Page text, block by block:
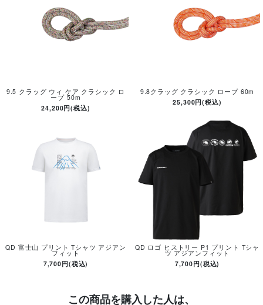
9.5 クラッグ ウィ ケア クラシック ロ
ープ 50m
24,200円(税込)
9.8クラッグ クラシック ロープ 60m
25,300円(税込)
QD 富士山 プリント Tシャツ アジアン
フィット
7,700円(税込)
QD ロゴ ヒストリー P1 プリント Tシャ
ツ アジアンフィット
7,700円(税込)
この商品を購入した人は、